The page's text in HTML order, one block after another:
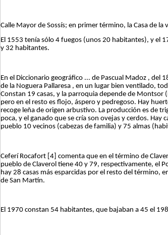
Calle Mayor de Sossís; en primer término, la Casa de la
El 1553 tenía sólo 4 fuegos (unos 20 habitantes), y el
y 32 habitantes.
En el Diccionario geográfico ... de Pascual Madoz , del
de la Noguera Pallaresa , en un lugar bien ventilado,
Constan 19 casas, y la parroquia depende de Montsor
pero en el resto es flojo, áspero y pedregoso. Hay
recoge leña de origen arbustivo. La producción es de
poca, y el ganado que se cría son ovejas y cerdos. Hay
pueblo 10 vecinos (cabezas de familia) y 75 almas
Ceferí Rocafort [4] comenta que en el término de
pueblo de Claverol tiene 40 y 79, respectivamente, el
hay 28 casas más esparcidas por el resto del término,
de San Martín.
El 1970 constan 54 habitantes, que bajaban a 45 el